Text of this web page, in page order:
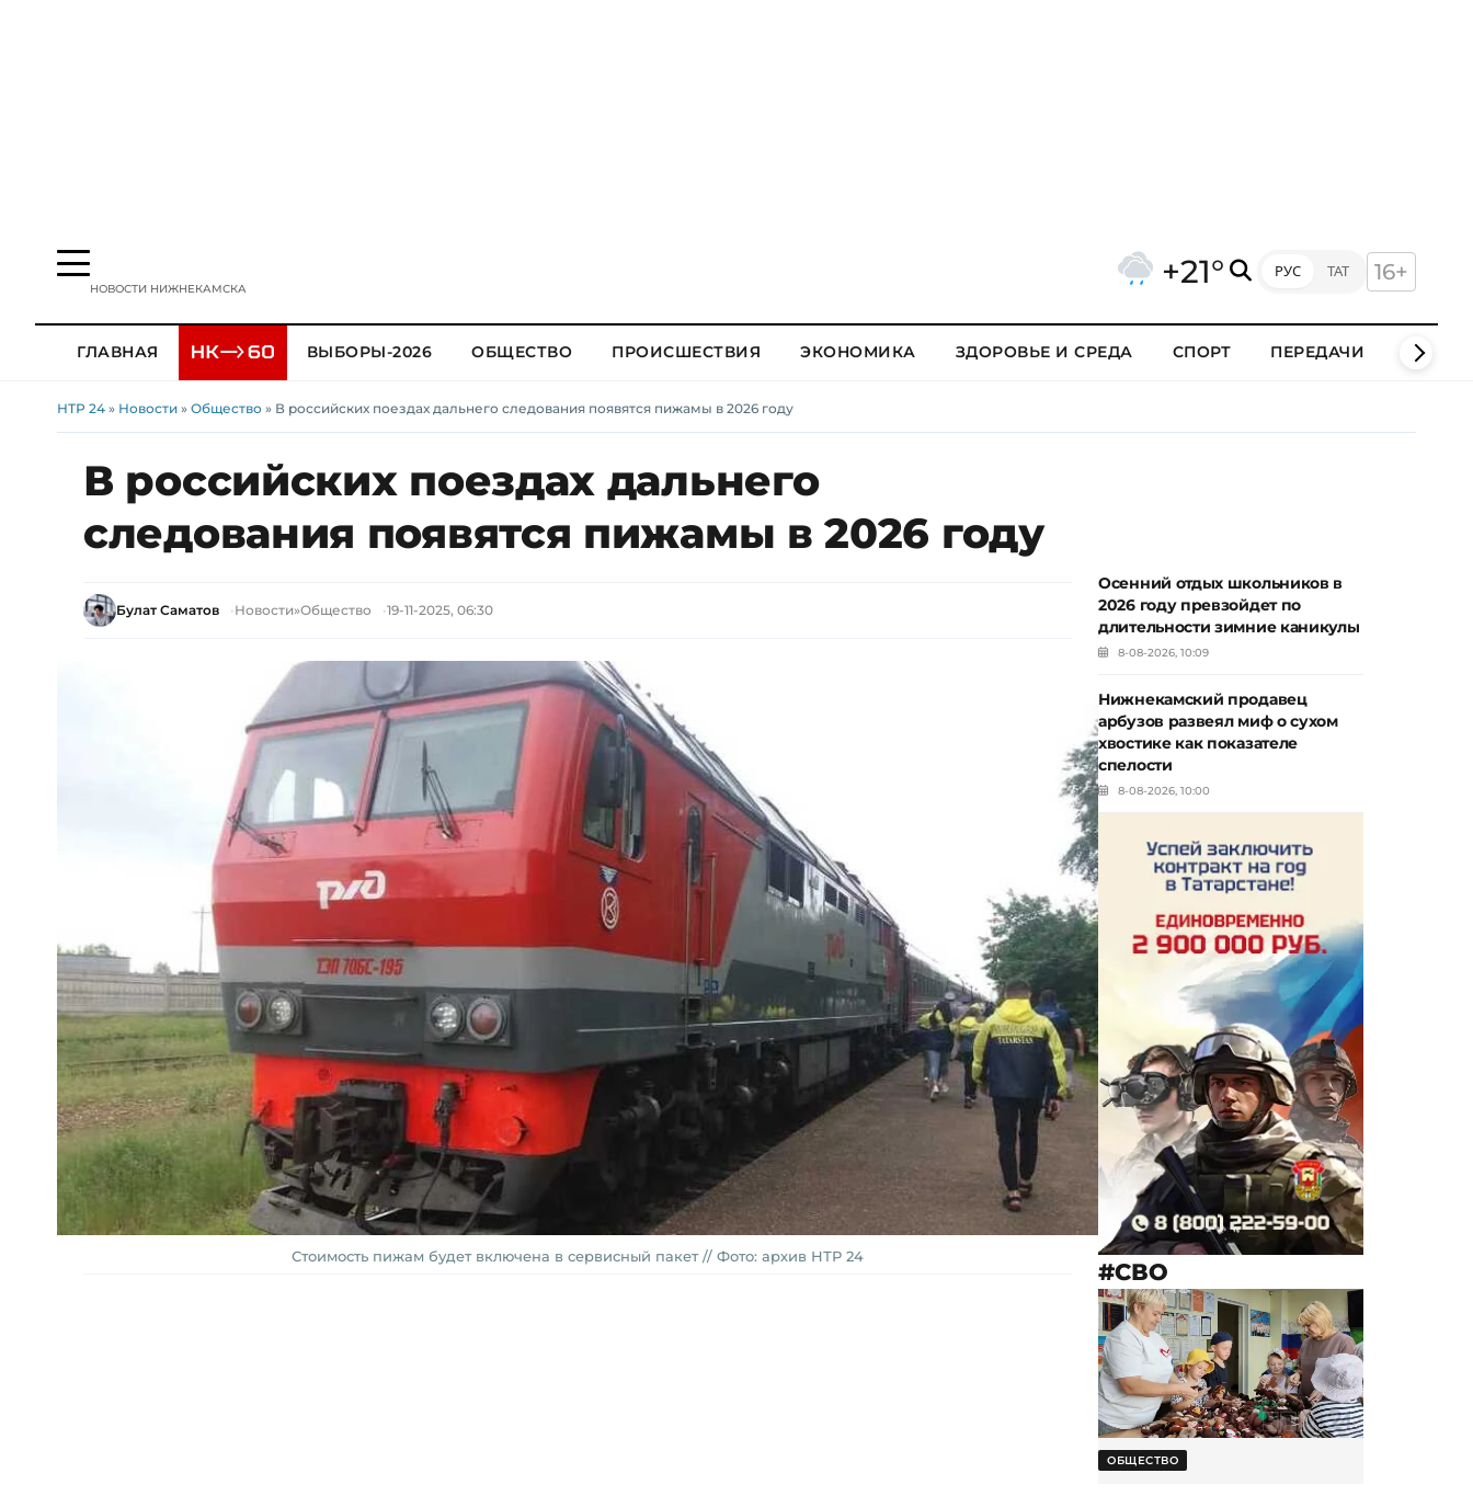
НОВОСТИ НИЖНЕКАМСКА +21° РУС ТАТ 16+
ГЛАВНАЯ ВЫБОРЫ-2026 ОБЩЕСТВО ПРОИСШЕСТВИЯ ЭКОНОМИКА ЗДОРОВЬЕ И СРЕДА СПОРТ ПЕРЕДАЧИ КЛИПЫ
НТР 24 » Новости » Общество » В российских поездах дальнего следования появятся пижамы в 2026 году
В российских поездах дальнего
следования появятся пижамы в 2026 году
Булат Саматов Новости»Общество 19-11-2025, 06:30
Стоимость пижам будет включена в сервисный пакет // Фото: архив НТР 24
Осенний отдых школьников в
2026 году превзойдет по
длительности зимние каникулы
8-08-2026, 10:09
Нижнекамский продавец
арбузов развеял миф о сухом
хвостике как показателе
спелости
8-08-2026, 10:00
#СВО
ОБЩЕСТВО